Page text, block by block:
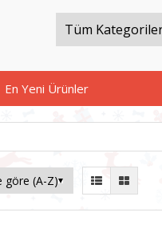
En Yeni Ürünler